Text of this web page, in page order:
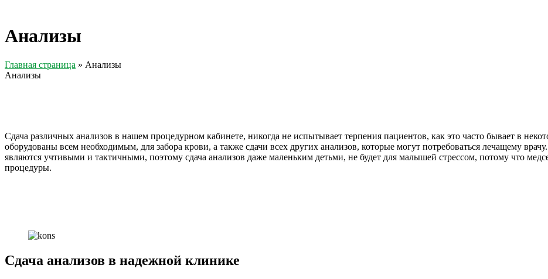
Анализы
Главная страница » Анализы
Анализы
Сдача различных анализов в нашем процедурном кабинете, никогда не испытывает терпения пациентов, как это часто бывает в
оборудованы всем необходимым, для забора крови, а также сдачи всех других анализов, которые могут потребоваться лечащему
являются учтивыми и тактичными, поэтому сдача анализов даже маленьким детьми, не будет для малышей стрессом, потому что
процедуры.
Сдача анализов в надежной клинике